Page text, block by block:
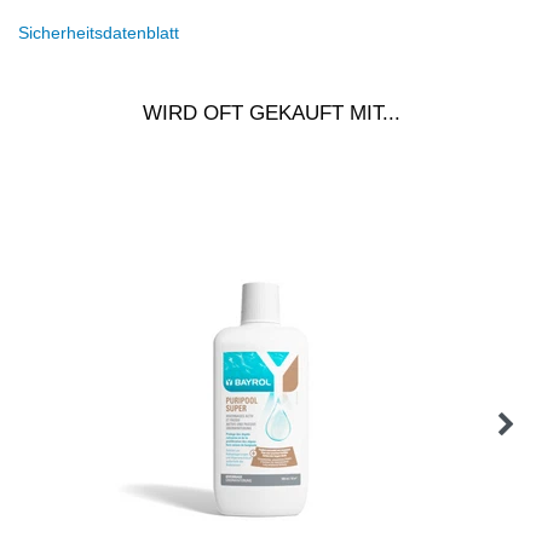
Sicherheitsdatenblatt
WIRD OFT GEKAUFT MIT...